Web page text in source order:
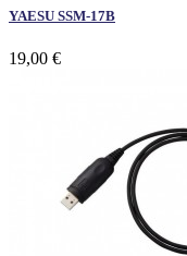
YAESU SSM-17B
19,00 €